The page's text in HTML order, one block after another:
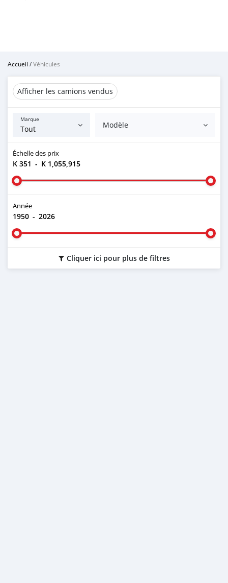
Accueil /Véhicules
Afficher les camions vendus
Marque
Modèle
Échelle des prix
K 351 - K 1,055,915
Année
1950 - 2026
Cliquer ici pour plus de filtres